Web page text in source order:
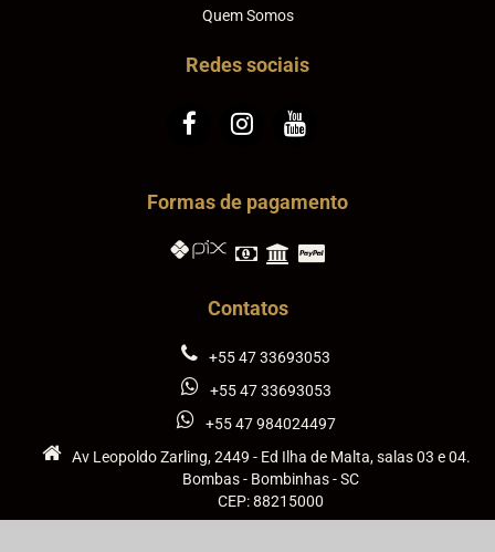
Quem Somos
Redes sociais
Formas de pagamento
Contatos
+55 47 33693053
+55 47 33693053
+55 47 984024497
Av Leopoldo Zarling, 2449 - Ed Ilha de Malta, salas 03 e 04.
Bombas - Bombinhas - SC
CEP: 88215000